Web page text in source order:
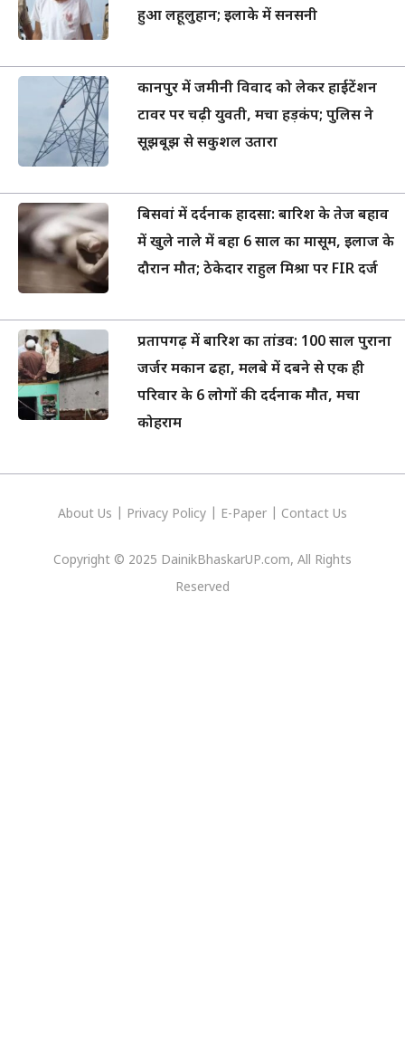
हुआ लहूलुहान; इलाके में सनसनी
कानपुर में जमीनी विवाद को लेकर हाईटेंशन
टावर पर चढ़ी युवती, मचा हड़कंप; पुलिस ने
सूझबूझ से सकुशल उतारा
बिसवां में दर्दनाक हादसा: बारिश के तेज बहाव
में खुले नाले में बहा 6 साल का मासूम, इलाज के
दौरान मौत; ठेकेदार राहुल मिश्रा पर FIR दर्ज
प्रतापगढ़ में बारिश का तांडव: 100 साल पुराना
जर्जर मकान ढहा, मलबे में दबने से एक ही
परिवार के 6 लोगों की दर्दनाक मौत, मचा
कोहराम
About Us Privacy Policy E-Paper Contact Us
Copyright © 2025 DainikBhaskarUP.com, All Rights
Reserved